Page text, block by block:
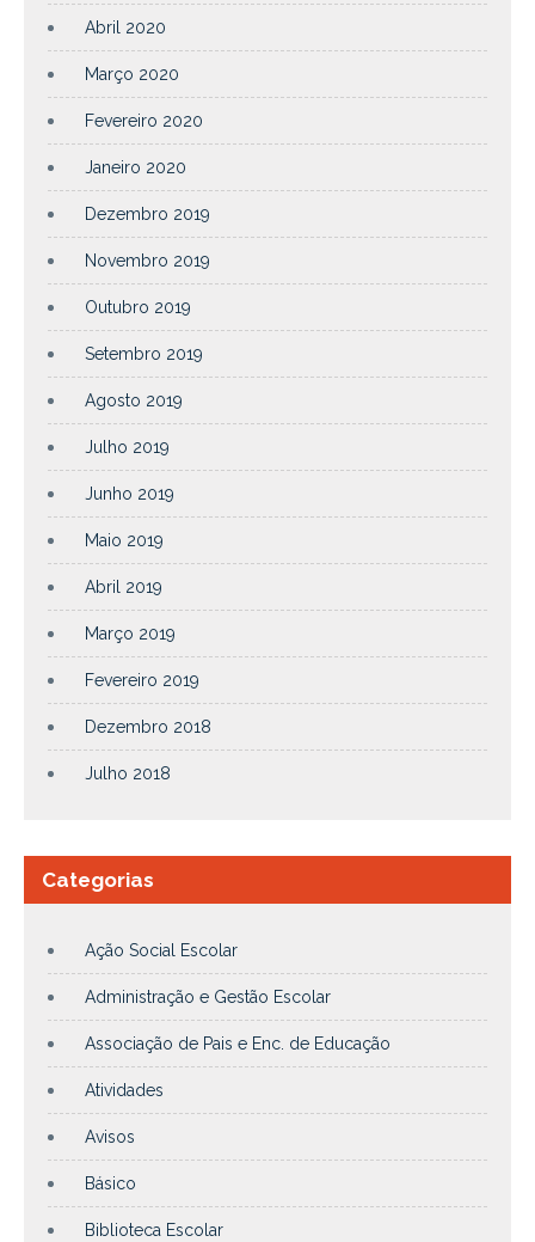
Abril 2020
Março 2020
Fevereiro 2020
Janeiro 2020
Dezembro 2019
Novembro 2019
Outubro 2019
Setembro 2019
Agosto 2019
Julho 2019
Junho 2019
Maio 2019
Abril 2019
Março 2019
Fevereiro 2019
Dezembro 2018
Julho 2018
Categorias
Ação Social Escolar
Administração e Gestão Escolar
Associação de Pais e Enc. de Educação
Atividades
Avisos
Básico
Biblioteca Escolar